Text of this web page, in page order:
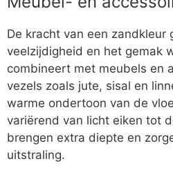
De kracht van een zandkleur
veelzijdigheid en het gemak
combineert met meubels en
vezels zoals jute, sisal en
warme ondertoon van de
variërend van licht eiken tot
brengen extra diepte en
uitstraling.